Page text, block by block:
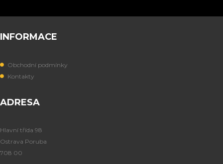
INFORMACE
Obchodní podmínky
Kontakty
ADRESA
Hlavní třída 98
Ostrava Poruba
708 00